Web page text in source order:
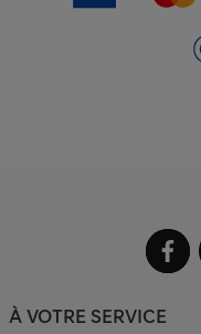
À VOTRE SERVICE